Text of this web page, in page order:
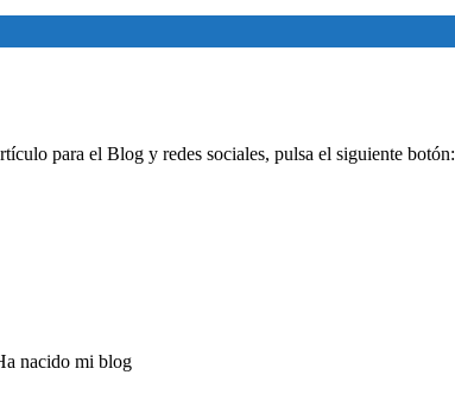
para el Blog y redes sociales, pulsa el siguiente botón:
nacido mi blog